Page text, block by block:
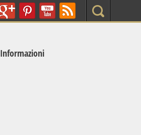
Search
Informazioni